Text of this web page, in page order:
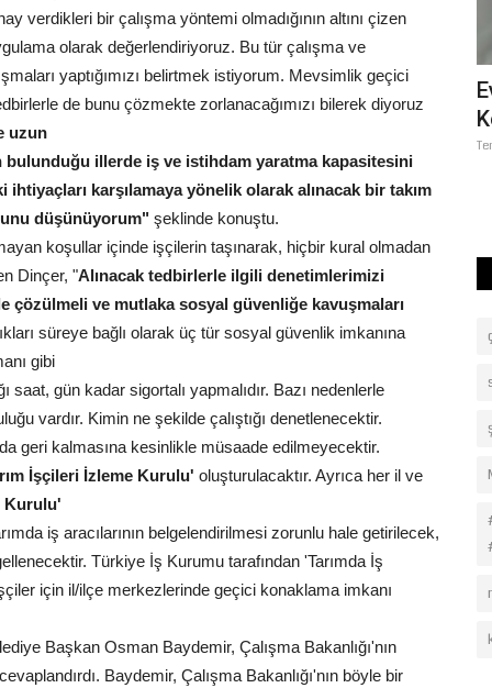
verdikleri bir çalışma yöntemi olmadığının altını çizen
olarak değerlendiriyoruz. Bu tür çalışma ve
yaptığımızı belirtmek istiyorum. Mevsimlik geçici
de bunu çözmekte zorlanacağımızı bilerek diyoruz
uzun
bulunduğu illerde iş ve istihdam yaratma kapasitesini
karşılamaya yönelik olarak alınacak bir takım
düşünüyorum" şeklinde konuştu.
koşullar içinde işçilerin taşınarak, hiçbir kural olmadan
Dinçer, "Alınacak tedbirlerle ilgili denetimlerimizi
çözülmeli ve mutlaka sosyal güvenliğe kavuşmaları
süreye bağlı olarak üç tür sosyal güvenlik imkanına
gibi
saat, gün kadar sigortalı yapmalıdır. Bazı nedenlerle
vardır. Kimin ne şekilde çalıştığı denetlenecektir.
geri kalmasına kesinlikle müsaade edilmeyecektir.
İşçileri İzleme Kurulu' oluşturulacaktır. Ayrıca her il ve
Kurulu'
iş aracılarının belgelendirilmesi zorunlu hale getirilecek,
Türkiye İş Kurumu tarafından 'Tarımda İş
için il/ilçe merkezlerinde geçici konaklama imkanı
Başkan Osman Baydemir, Çalışma Bakanlığı'nın
Baydemir, Çalışma Bakanlığı'nın böyle bir
Holding’e